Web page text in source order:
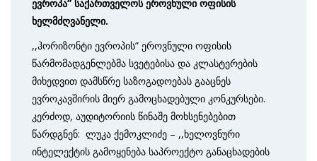
ევროპა’’ საქართველოს ეროვნული ოფისის
ხელმძღვანელი.
,,ჰორიზონტი ევროპის” ეროვნული ოფისის
წარმომადგენლებმა სვეტებისა და კლასტერების
მიხედვით დამსწრე საზოგადოებას გააცნეს
ევროკავშირის მიერ გამოცხადებული კონკურსები.
კერძოდ, აუდიტორიის წინაშე მოხსენებებით
წარდგნენ: ლუკა ქემოკლიძე – ,,ხელოვნური
ინტელექტის გამოყენება საპროექტო განაცხადების